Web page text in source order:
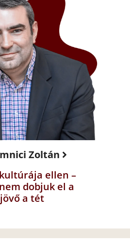
Zoltán
ellen –
dobjuk el a
a tét